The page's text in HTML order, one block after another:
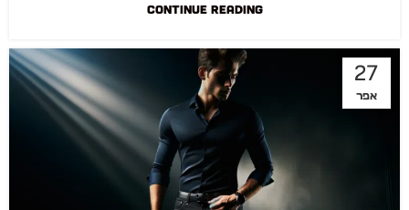
CONTINUE READING
27
אפר